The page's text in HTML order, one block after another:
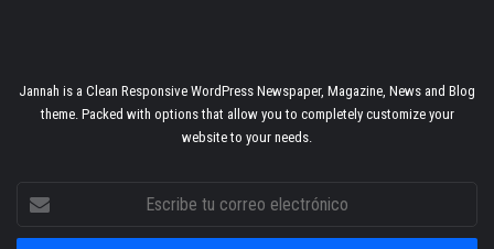
Jannah is a Clean Responsive WordPress Newspaper, Magazine, News and Blog
theme. Packed with options that allow you to completely customize your
website to your needs.
correo